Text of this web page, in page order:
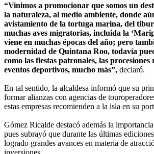
“Vinimos a promocionar que somos un
la naturaleza, al medio ambiente, donde
avistamiento de la tortuga marina, del
muchas aves migratorias, incluida la
viene en muchas épocas del año; pero
modernidad de Quintana Roo, todavía
como las fiestas patronales, las procesiones
eventos deportivos, mucho más”, declaró.
En tal sentido, la alcaldesa informó que su
formar alianzas con agencias de
estas empresas recomienden a la isla en su
Gómez Ricalde destacó además la
pues subrayó que durante las últimas
logrado grandes avances en materia de
inversiones.